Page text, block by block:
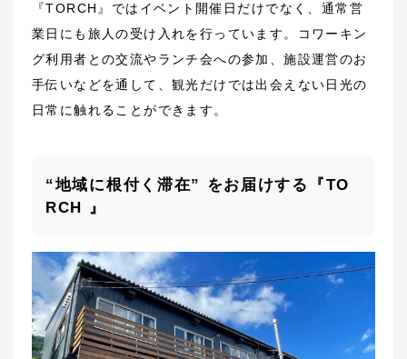
『TORCH』ではイベント開催日だけでなく、通常営
業日にも旅人の受け入れを行っています。コワーキン
グ利用者との交流やランチ会への参加、施設運営のお
手伝いなどを通して、観光だけでは出会えない日光の
日常に触れることができます。
“地域に根付く滞在” をお届けする『TO
RCH 』